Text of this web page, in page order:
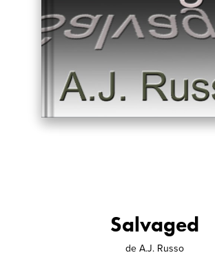
Salvaged
de A.J. Russo